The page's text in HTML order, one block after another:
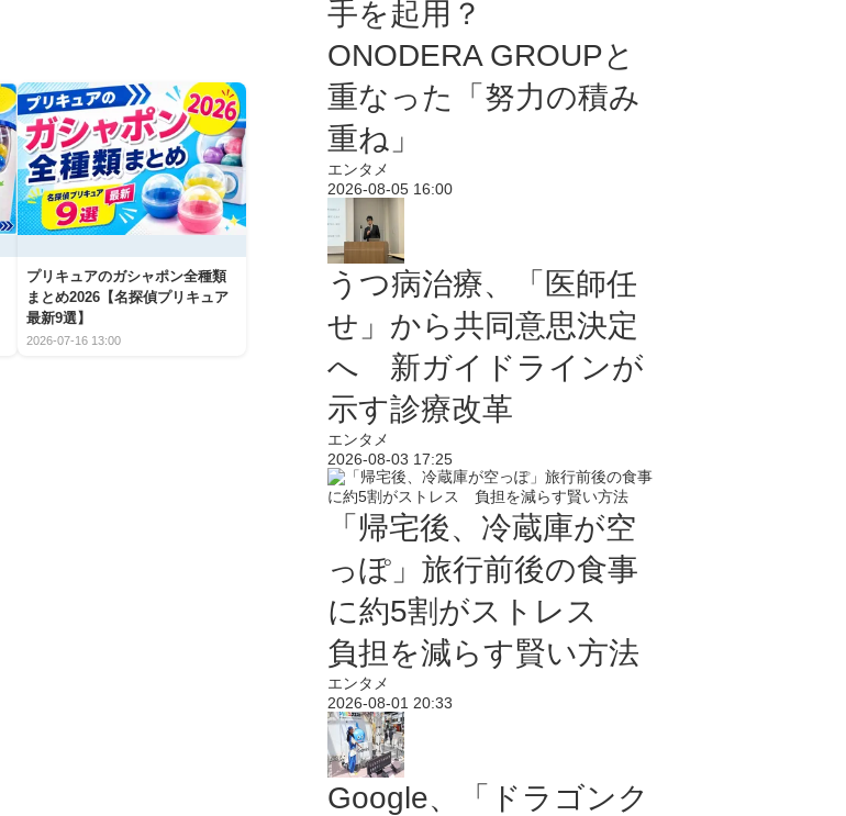
プリキュアのガシャポン全種類
まとめ2026【名探偵プリキュア
最新9選】
2026-07-16 13:00
手を起用？
ONODERA GROUPと
重なった「努力の積み
重ね」
エンタメ
2026-08-05 16:00
うつ病治療、「医師任
せ」から共同意思決定
へ 新ガイドラインが
示す診療改革
エンタメ
2026-08-03 17:25
「帰宅後、冷蔵庫が空
っぽ」旅行前後の食事
に約5割がストレス
負担を減らす賢い方法
エンタメ
2026-08-01 20:33
Google、「ドラゴンク